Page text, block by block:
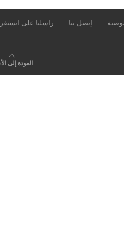
إتصل بنا راسلنا على
العودة إلى